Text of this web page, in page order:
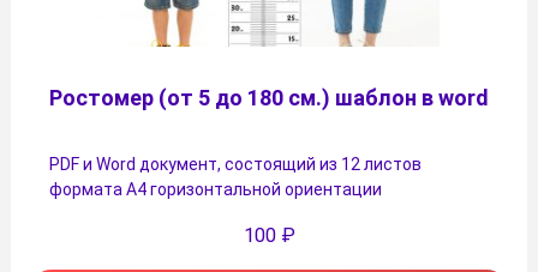
Ростомер (от 5 до 180 см.) шаблон в word
PDF и Word документ, состоящий из 12 листов
формата А4 горизонтальной ориентации
100 ₽